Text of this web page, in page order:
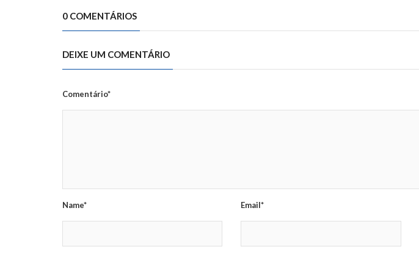
0 COMENTÁRIOS
DEIXE UM COMENTÁRIO
Comentário*
Name* Email*